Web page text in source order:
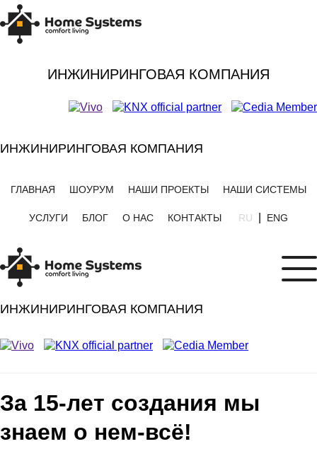
ИНЖИНИРИНГОВАЯ КОМПАНИЯ
ИНЖИНИРИНГОВАЯ КОМПАНИЯ
ГЛАВНАЯ ШОУРУМ НАШИ ПРОЕКТЫ НАШИ СИСТЕМЫ
УСЛУГИ БЛОГ О НАС КОНТАКТЫ RU ENG
ИНЖИНИРИНГОВАЯ КОМПАНИЯ
За 15-лет создания мы
знаем о нем-всё!